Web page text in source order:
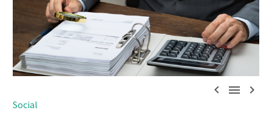
  
Social